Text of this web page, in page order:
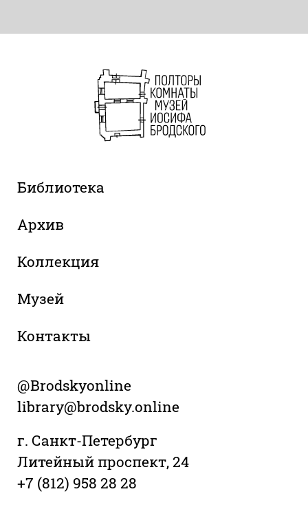
Библиотека
Архив
Коллекция
Музей
Контакты
@Brodskyonline
library@brodsky.online
г. Санкт-Петербург
Литейный проспект, 24
+7 (812) 958 28 28